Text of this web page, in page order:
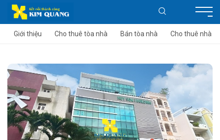
Giới thiệu Cho thuê tòa nhà Bán tòa nhà Cho thuê nhà